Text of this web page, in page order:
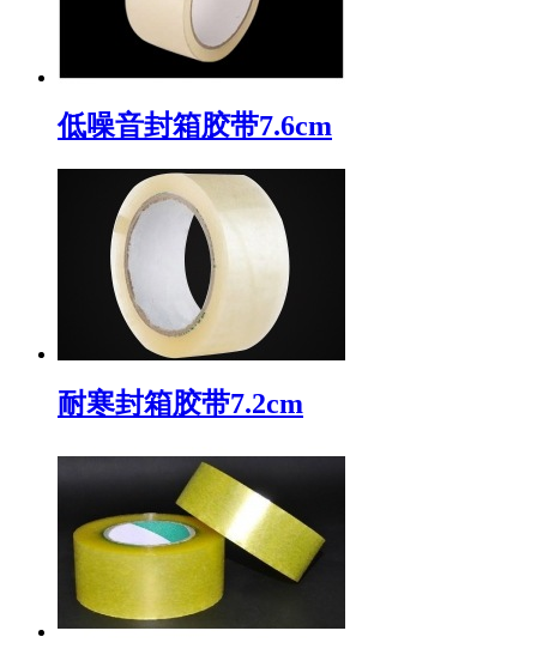
低噪音封箱胶带7.6cm
耐寒封箱胶带7.2cm